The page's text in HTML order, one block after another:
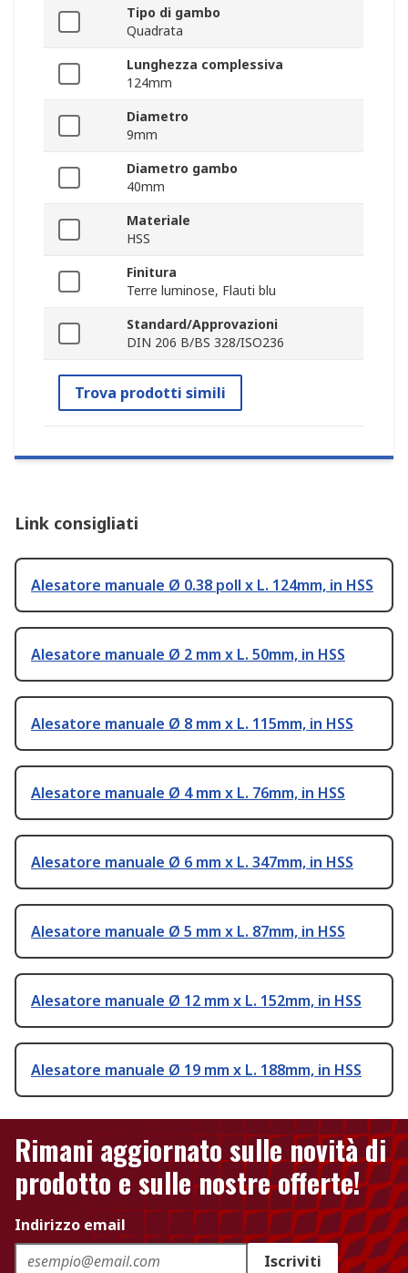
Tipo di gambo
Quadrata
Lunghezza complessiva
124mm
Diametro
9mm
Diametro gambo
40mm
Materiale
HSS
Finitura
Terre luminose, Flauti blu
Standard/Approvazioni
DIN 206 B/BS 328/ISO236
Trova prodotti simili
Link consigliati
Alesatore manuale Ø 0.38 poll x L. 124mm, in HSS
Alesatore manuale Ø 2 mm x L. 50mm, in HSS
Alesatore manuale Ø 8 mm x L. 115mm, in HSS
Alesatore manuale Ø 4 mm x L. 76mm, in HSS
Alesatore manuale Ø 6 mm x L. 347mm, in HSS
Alesatore manuale Ø 5 mm x L. 87mm, in HSS
Alesatore manuale Ø 12 mm x L. 152mm, in HSS
Alesatore manuale Ø 19 mm x L. 188mm, in HSS
Rimani aggiornato sulle novità di
prodotto e sulle nostre offerte!
Indirizzo email
Iscriviti